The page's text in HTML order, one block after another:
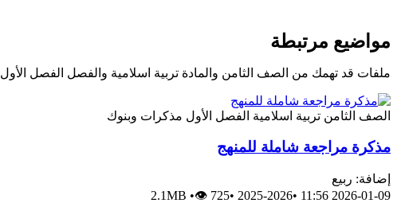
مواضيع مرتبطة
ملفات قد تهمك من الصف الثامن والمادة تربية اسلامية والفصل الفصل الأول
الصف الثامن تربية اسلامية الفصل الأول مذكرات وبنوك
مذكرة مراجعة شاملة للمنهج
إضافة: ربيع
2026-01-09 11:56
•
2025-2026
•
2.1MB •👁 725